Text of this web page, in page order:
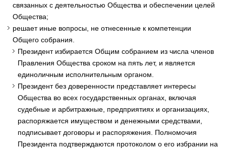
связанных с деятельностью Общества и обеспечении целей
Общества;
решает иные вопросы, не отнесенные к компетенции
Общего собрания.
Президент избирается Общим собранием из числа членов
Правления Общества сроком на пять лет, и является
единоличным исполнительным органом.
Президент без доверенности представляет интересы
Общества во всех государственных органах, включая
судебные и арбитражные, предприятиях и организациях,
распоряжается имуществом и денежными средствами,
подписывает договоры и распоряжения. Полномочия
Президента подтверждаются протоколом о его избрании на